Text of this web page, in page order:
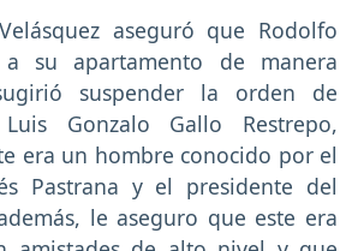
aseguró que Rodolfo
su apartamento de manera
suspender la orden de
Gonzalo Gallo Restrepo,
era un hombre conocido por el
Pastrana y el presidente del
le aseguro que este era